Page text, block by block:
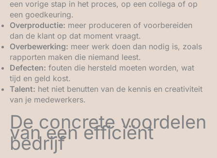
een vorige stap in het proces, op een collega of op
een goedkeuring.
Overproductie: meer produceren of voorbereiden
dan de klant op dat moment vraagt.
Overbewerking: meer werk doen dan nodig is, zoals
rapporten maken die niemand leest.
Defecten: fouten die hersteld moeten worden, wat
tijd en geld kost.
Talent: het niet benutten van de kennis en creativiteit
van je medewerkers.
De concrete voordelen
van een efficiënt
bedrijf